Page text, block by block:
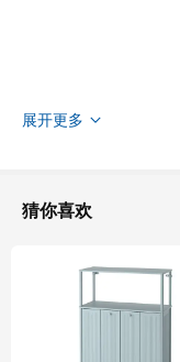
展开更多
猜你喜欢